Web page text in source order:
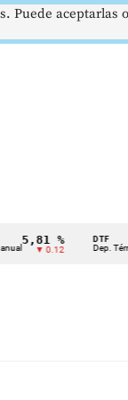
5,81 %
▼ 0.12 Dep. Término
Puede aceptarlas